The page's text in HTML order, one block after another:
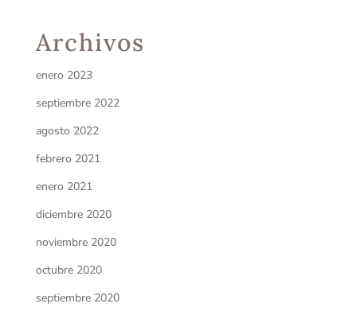
Archivos
enero 2023
septiembre 2022
agosto 2022
febrero 2021
enero 2021
diciembre 2020
noviembre 2020
octubre 2020
septiembre 2020